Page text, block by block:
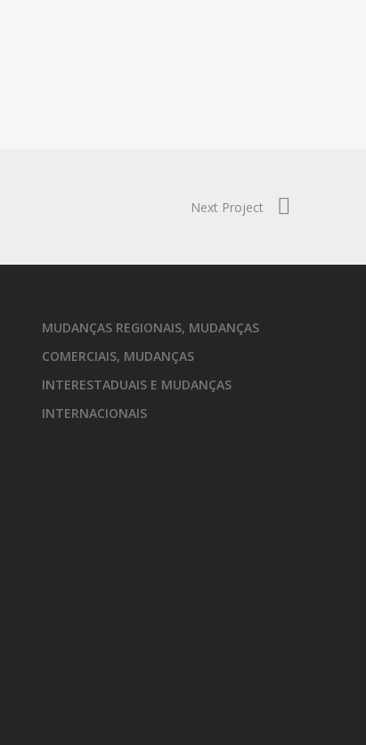
Next Project
MUDANÇAS REGIONAIS, MUDANÇAS
COMERCIAIS, MUDANÇAS
INTERESTADUAIS E MUDANÇAS
INTERNACIONAIS